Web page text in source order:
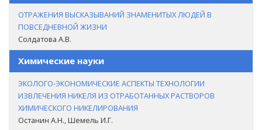
ОТРАЖЕНИЯ ВЫСКАЗЫВАНИЙ ЗНАМЕНИТЫХ ЛЮДЕЙ В
ПОВСЕДНЕВНОЙ ЖИЗНИ
Солдатова А.В.
Химические науки
ЭКОЛОГО-ЭКОНОМИЧЕСКИЕ АСПЕКТЫ ТЕХНОЛОГИИ
ИЗВЛЕЧЕНИЯ НИКЕЛЯ ИЗ ОТРАБОТАННЫХ РАСТВОРОВ
ХИМИЧЕСКОГО НИКЕЛИРОВАНИЯ
Останин А.Н., Шемель И.Г.